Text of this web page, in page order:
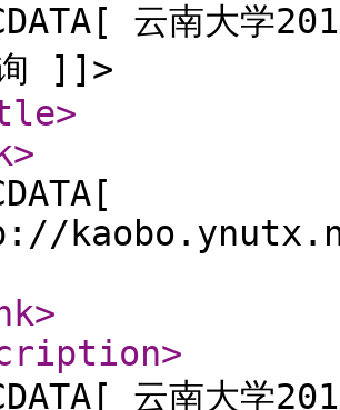
云南大学
]]>
>
>
kaobo.ynutx.net/
>
>
云南大学